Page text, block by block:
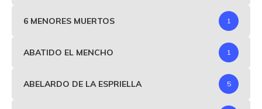
6 MENORES MUERTOS 1
ABATIDO EL MENCHO 1
ABELARDO DE LA ESPRIELLA 5